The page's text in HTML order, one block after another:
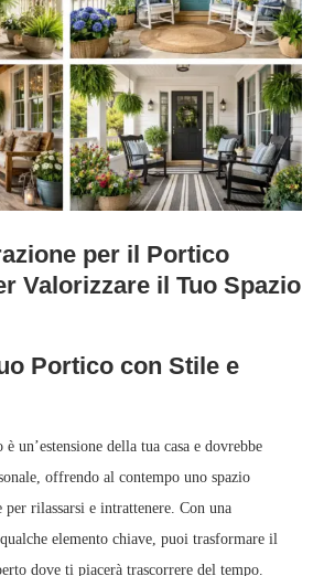
per il Portico
Valorizzare il Tuo Spazio
Portico con Stile e
un’estensione della tua casa e dovrebbe
offrendo al contempo uno spazio
rilassarsi e intrattenere. Con una
elemento chiave, puoi trasformare il
dove ti piacerà trascorrere del tempo.